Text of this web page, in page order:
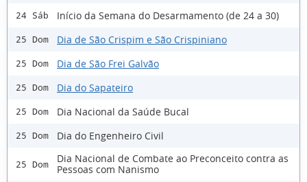
24 Sáb Início da Semana do Desarmamento (de 24 a 30)
25 Dom Dia de São Crispim e São Crispiniano
25 Dom Dia de São Frei Galvão
25 Dom Dia do Sapateiro
25 Dom Dia Nacional da Saúde Bucal
25 Dom Dia do Engenheiro Civil
25 Dom
Dia Nacional de Combate ao Preconceito contra as
Pessoas com Nanismo